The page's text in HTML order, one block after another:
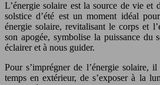
L’énergie solaire est la source de vie et
solstice d’été est un moment idéal
énergie solaire, revitalisant le corps et
son apogée, symbolise la puissance du
éclairer et à nous guider.
Pour s’imprégner de l’énergie solaire,
temps en extérieur, de s’exposer à la